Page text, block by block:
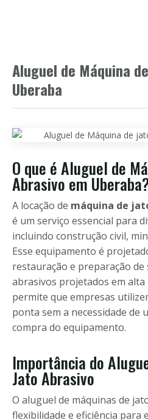
Aluguel de Máquina
Uberaba
O que é Aluguel de
Abrasivo em
A locação de máquina de
é um serviço essencial para
incluindo construção civil,
Esse equipamento é
restauração e preparação
abrasivos projetados em alta
permite que empresas
ponta sem a necessidade de
compra do equipamento.
Importância do
Jato Abrasivo
O aluguel de máquinas de
flexibilidade e eficiência para